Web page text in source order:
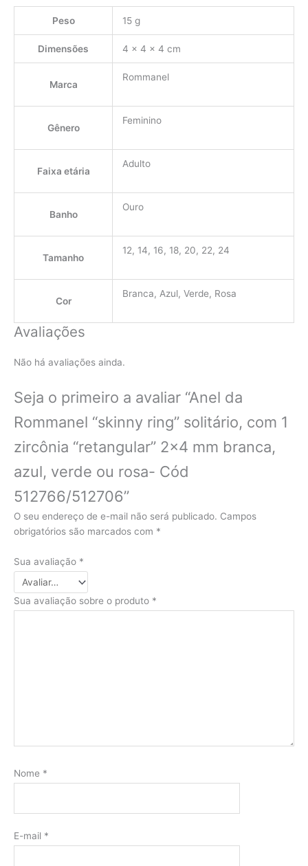
Peso 15 g
Dimensões 4 × 4 × 4 cm
Marca
Rommanel
Gênero
Feminino
Faixa etária
Adulto
Banho
Ouro
Tamanho
12, 14, 16, 18, 20, 22, 24
Cor
Branca, Azul, Verde, Rosa
Avaliações
Não há avaliações ainda.
Seja o primeiro a avaliar “Anel da
Rommanel “skinny ring” solitário, com 1
zircônia “retangular” 2×4 mm branca,
azul, verde ou rosa- Cód
512766/512706”
O seu endereço de e-mail não será publicado. Campos
obrigatórios são marcados com *
Sua avaliação *
Sua avaliação sobre o produto *
Nome *
E-mail *